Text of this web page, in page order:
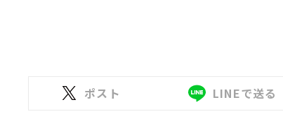
ポスト LINEで送る